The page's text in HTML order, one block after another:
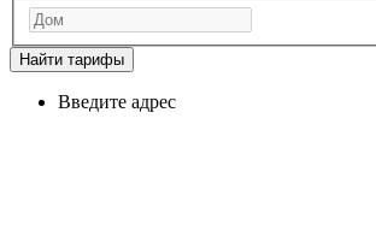
Найти тарифы
Введите адрес